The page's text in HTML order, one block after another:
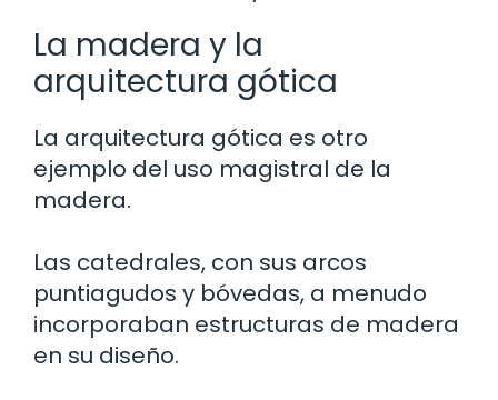
La madera y la
arquitectura gótica
La arquitectura gótica es otro
ejemplo del uso magistral de la
madera.
Las catedrales, con sus arcos
puntiagudos y bóvedas, a menudo
incorporaban estructuras de madera
en su diseño.